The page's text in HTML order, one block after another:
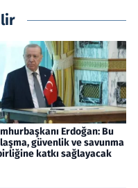
Erdoğan: Bu
güvenlik ve savunma
katkı sağlayacak